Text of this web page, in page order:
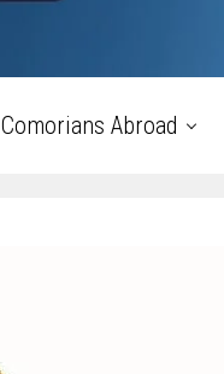
Comorians Abroad